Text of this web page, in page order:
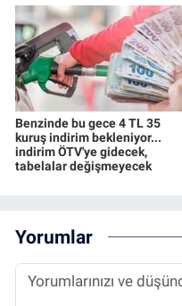
Benzinde bu gece 4 TL 35
kuruş indirim bekleniyor...
indirim ÖTV'ye gidecek,
tabelalar değişmeyecek
Yorumlar